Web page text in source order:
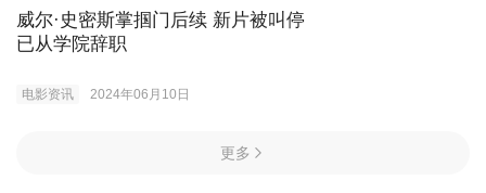
威尔·史密斯掌掴门后续 新片被叫停
已从学院辞职
电影资讯 2024年06月10日
更多